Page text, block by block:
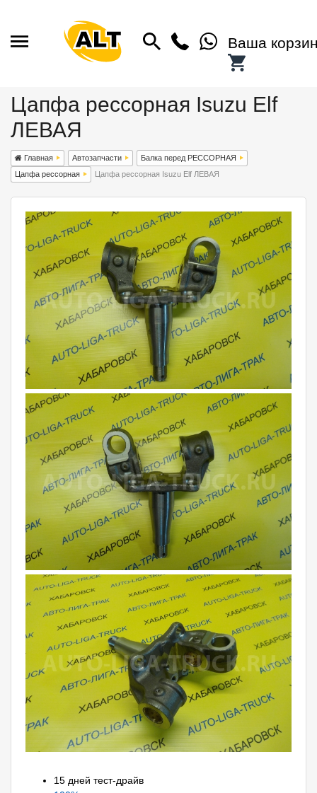
Ваша
Цапфа рессорная Isuzu Elf
ЛЕВАЯ
Главная Автозапчасти
Балка перед РЕССОРНАЯ
Цапфа рессорная
Цапфа рессорная Isuzu Elf ЛЕВАЯ
15 дней тест-драйв